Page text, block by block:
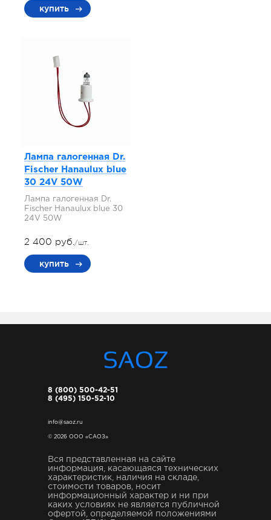
купить
Лампа галогенная Dr.
Fischer Hanaulux blue
30 24V 50W
Лампа галогенная Dr.
Fischer Hanaulux blue 30
24V 50W
2 400 руб./шт.
купить
8 (800) 500-42-51
8 (495) 150-52-10
info@saoz.ru
© 2026 ООО «САОЗ»
Вся представленная на сайте
информация, касающаяся технических
характеристик, наличия на складе,
стоимости товаров, носит
информационный характер и ни при
каких условиях не является публичной
офертой, определяемой положениями